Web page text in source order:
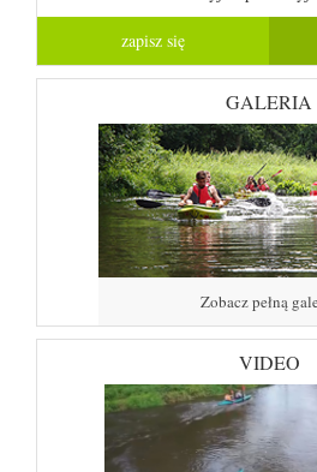
GALERIA
Zobacz pełną
VIDEO